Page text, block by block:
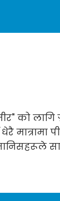
को लागि
धेरै